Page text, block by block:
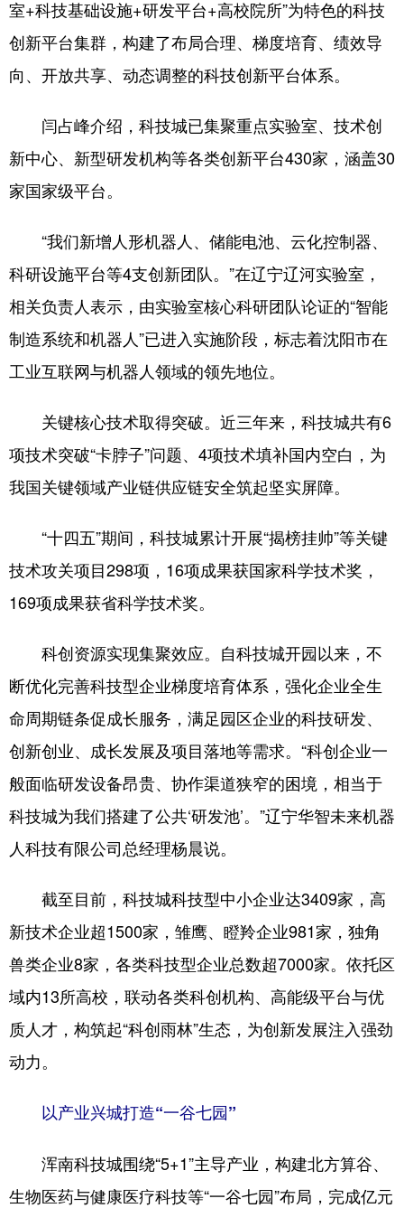
室+科技基础设施+研发平台+高校院所”为特色的科技
创新平台集群，构建了布局合理、梯度培育、绩效导
向、开放共享、动态调整的科技创新平台体系。
闫占峰介绍，科技城已集聚重点实验室、技术创
新中心、新型研发机构等各类创新平台430家，涵盖30
家国家级平台。
“我们新增人形机器人、储能电池、云化控制器、
科研设施平台等4支创新团队。”在辽宁辽河实验室，
相关负责人表示，由实验室核心科研团队论证的“智能
制造系统和机器人”已进入实施阶段，标志着沈阳市在
工业互联网与机器人领域的领先地位。
关键核心技术取得突破。近三年来，科技城共有6
项技术突破“卡脖子”问题、4项技术填补国内空白，为
我国关键领域产业链供应链安全筑起坚实屏障。
“十四五”期间，科技城累计开展“揭榜挂帅”等关键
技术攻关项目298项，16项成果获国家科学技术奖，
169项成果获省科学技术奖。
科创资源实现集聚效应。自科技城开园以来，不
断优化完善科技型企业梯度培育体系，强化企业全生
命周期链条促成长服务，满足园区企业的科技研发、
创新创业、成长发展及项目落地等需求。“科创企业一
般面临研发设备昂贵、协作渠道狭窄的困境，相当于
科技城为我们搭建了公共‘研发池’。”辽宁华智未来机器
人科技有限公司总经理杨晨说。
截至目前，科技城科技型中小企业达3409家，高
新技术企业超1500家，雏鹰、瞪羚企业981家，独角
兽类企业8家，各类科技型企业总数超7000家。依托区
域内13所高校，联动各类科创机构、高能级平台与优
质人才，构筑起“科创雨林”生态，为创新发展注入强劲
动力。
以产业兴城打造“一谷七园”
浑南科技城围绕“5+1”主导产业，构建北方算谷、
生物医药与健康医疗科技等“一谷七园”布局，完成亿元